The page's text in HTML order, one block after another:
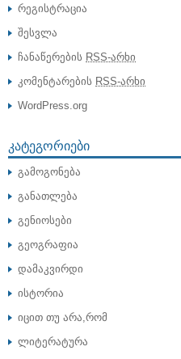
რეგისტრაცია
შესვლა
ჩანაწერების RSS-არხი
კომენტარების RSS-არხი
WordPress.org
ᲙᲐᲢᲔᲒᲝᲠᲘᲔᲑᲘ
გამოგონება
განათლება
გენიოსები
გეოგრაფია
დამაკვირდი
ისტორია
იცით თუ არა,რომ
ლიტერატურა